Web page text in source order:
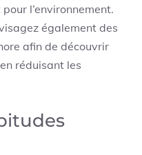
l’environnement.
également des
afin de découvrir
réduisant les